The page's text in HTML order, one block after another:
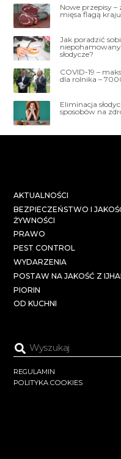
Nowe przepisy
mięsa flagą
Jak poradzić
słodycze?
COVID-19 –
dla rolnika –
Eliminacja
sposobów na
AKTUALNOŚCI
BEZPIECZEŃSTWO I
ŻYWNOŚCI
PRAWO
PEST CONTROL
WYDARZENIA
POSTAW NA JAKOŚĆ Z
PIORIN
OD KUCHNI
REGULAMIN
POLITYKA COOKIES